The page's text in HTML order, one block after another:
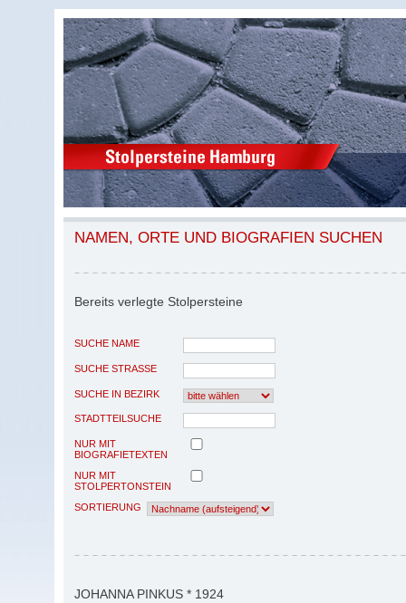
NAMEN, ORTE UND BIOGRAFIEN SUCHEN
Bereits verlegte Stolpersteine
SUCHE NAME
SUCHE STRASSE
SUCHE IN BEZIRK
STADTTEILSUCHE
NUR MIT
BIOGRAFIETEXTEN
NUR MIT
STOLPERTONSTEIN
SORTIERUNG
JOHANNA PINKUS * 1924